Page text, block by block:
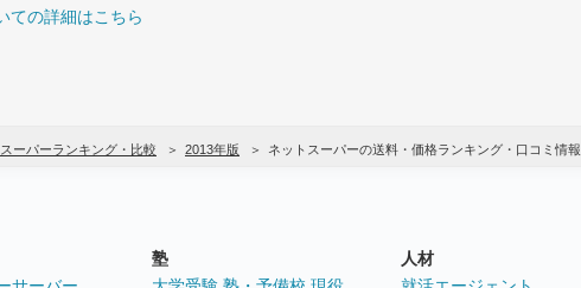
の詳細はこちら
ーパーランキング・比較 2013年版 ネットスーパーの送料・価格ランキング・口コミ情報
塾
人材